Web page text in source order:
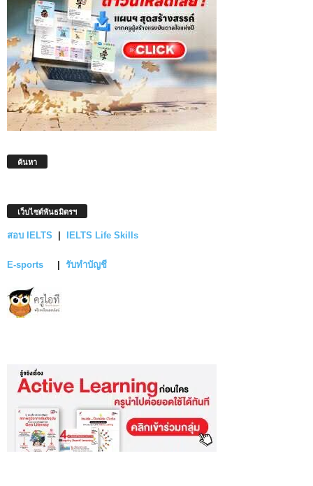
ค้นหา
เว็บไซต์พันธมิตรฯ
สอบ IELTS IELTS Life Skills
E-sports รับทำบัญชี